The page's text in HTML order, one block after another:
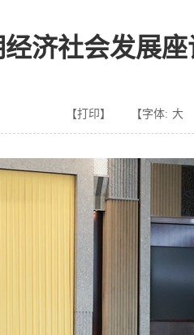
济社会发展
【打印】 【字体: 大